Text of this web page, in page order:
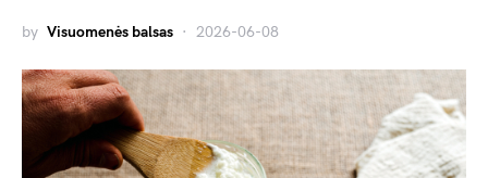
by Visuomenės balsas 2026-06-08